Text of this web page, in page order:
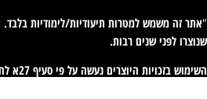
"אתר זה משמש למטרות תיעודיות/לימודיות בלבד.
שנוצרו לפני שנים רבות.